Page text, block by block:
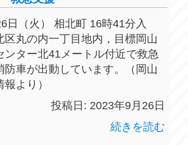
日（火） 相北町 16時41分入
区丸の内一丁目地内，目標岡山
ンター北41メートル付近で救急
防車が出動しています。（岡山
より）
投稿日: 2023年9月26日
続きを読む